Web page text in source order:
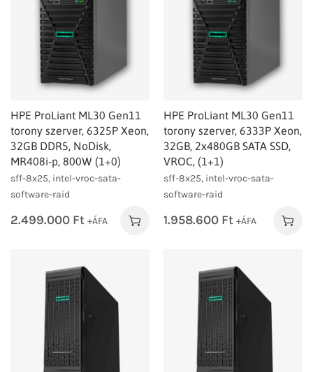
HPE ProLiant ML30 Gen11
torony szerver, 6325P Xeon,
32GB DDR5, NoDisk,
MR408i-p, 800W (1+0)
sff-8x25, intel-vroc-sata-
software-raid
2.499.000 Ft +ÁFA
HPE ProLiant ML30 Gen11
torony szerver, 6333P Xeon,
32GB, 2x480GB SATA SSD,
VROC, (1+1)
sff-8x25, intel-vroc-sata-
software-raid
1.958.600 Ft +ÁFA